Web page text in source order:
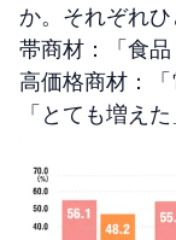
か。それぞれ
帯商材：「食品
高価格商材：「
「とても増え